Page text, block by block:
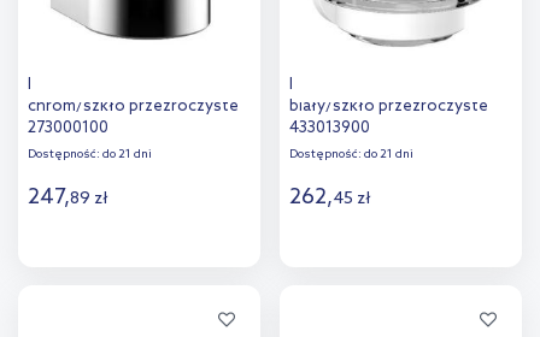
Emco Flow mydelniczka
chrom/szkło przezroczyste
273000100
Dostępność: do 21 dni
247,89 zł
Emco Round mydelniczka
biały/szkło przezroczyste
433013900
Dostępność: do 21 dni
262,45 zł